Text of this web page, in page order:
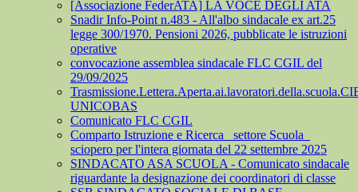
[Associazione FederATA] LA VOCE DEGLI ATA
Snadir Info-Point n.483 - All'albo sindacale ex art.25
legge 300/1970. Pensioni 2026, pubblicate le istruzioni
operative
convocazione assemblea sindacale FLC CGIL del
29/09/2025
UNICOBAS
Comunicato FLC CGIL
Comparto Istruzione e Ricerca_ settore Scuola_
sciopero per l'intera giornata del 22 settembre 2025
SINDACATO ASA SCUOLA - Comunicato sindacale
riguardante la designazione dei coordinatori di classe